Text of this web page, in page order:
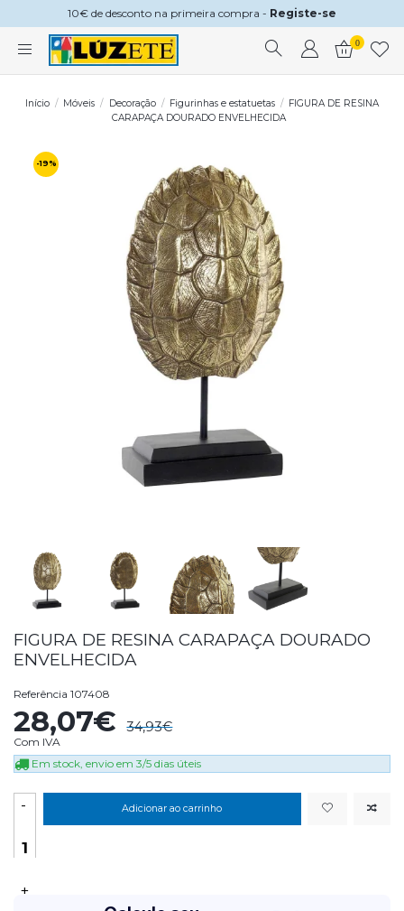
10€ de desconto na primeira compra - Registe-se
0
Início Móveis Decoração Figurinhas e estatuetas
FIGURA DE RESINA
CARAPAÇA DOURADO ENVELHECIDA
-19%
FIGURA DE RESINA CARAPAÇA DOURADO
ENVELHECIDA
Referência 107408
28,07€ 34,93€
Com IVA
Em stock, envio em 3/5 dias úteis
-
+
Adicionar ao carrinho